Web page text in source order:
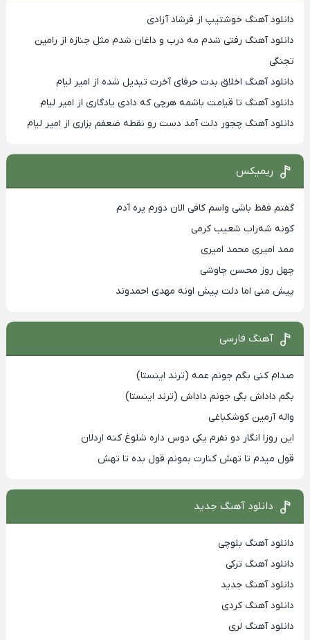
دانلود آهنگ خوشتیپ از فرشاد آزادی
دانلود آهنگ رفتی شدم مه درب و داغان شدم مثل جنازه از رامین
تجنگی
دانلود آهنگ اخلاق بدت حرفای آخرت تبدیل شده از امیر لیام
دانلود آهنگ تا قیامت باشمه هرچی که دادی یادگاری از امیر لیام
دانلود آهنگ چجور دلت آمد دست رو نقطه ضعفم بزاری از امیر لیام
ریمیکس
گفتم فقط باشی واسم کافی الان دورم پره آدم
کونه شه‌راب شعیب کرمی
ممد امیری محمد امیری
چهل روز محسن چاوشی
پیش منی اما دلت پیش اونه مهدی احمدوند
آهنگ فارسی
صدام کنی بگم جونم عمه (ترند اینستا)
بگم داداش بگی جونم داداش (ترند اینستا)
واله آرمین کوشکباغی
این روزا انگار دو نفرم یکی دوس داره شلوغ کنه اردلان
قول میدم تا تهش کنارت بمونم قول بده تا تهش
دانلود آهنگ جدید
دانلود آهنگ بلوچی
دانلود آهنگ ترکی
دانلود آهنگ جدید
دانلود آهنگ کردی
دانلود آهنگ لری